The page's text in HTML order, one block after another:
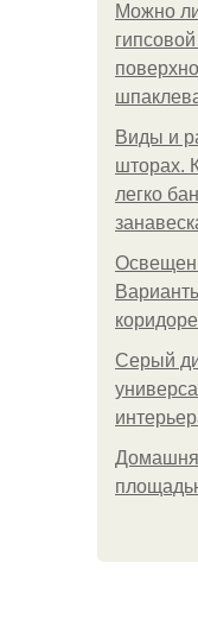
Можно
Виды и
шторах.
легко
Серый